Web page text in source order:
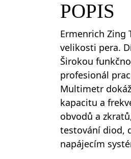
POPIS
Ermenrich
velikosti pera.
Širokou
profesionál
Multimetr
kapacitu a
obvodů a
testování diod,
napájecím